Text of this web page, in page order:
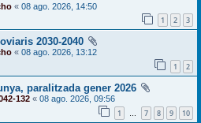
« 08 ago. 2026, 14:50
1 2 3
2030-2040
« 08 ago. 2026, 13:12
1 2
paralitzada gener 2026
132 « 08 ago. 2026, 09:56
1 … 7 8 9 10